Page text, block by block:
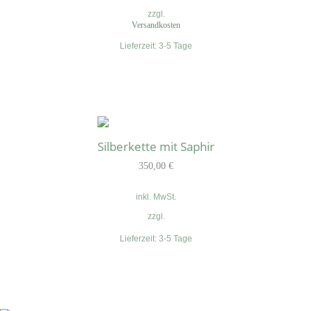
zzgl.
Versandkosten
Lieferzeit: 3-5 Tage
Silberkette mit Saphir
350,00 €
inkl. MwSt.
zzgl.
Lieferzeit: 3-5 Tage